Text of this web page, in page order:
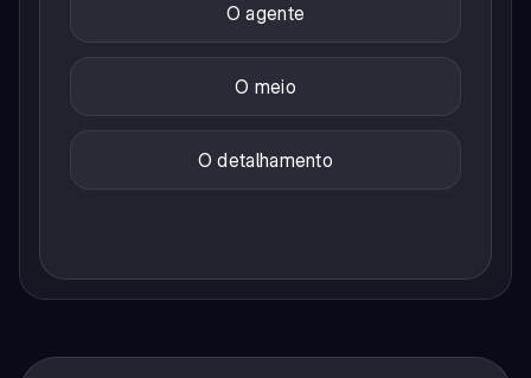
O agente
O meio
O detalhamento